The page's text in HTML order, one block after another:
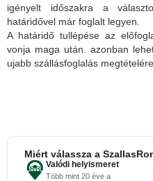
igényelt időszakra a
határidővel már foglalt legyen.
A határidő tullépése az
vonja maga után. azonban
ujabb szállásfoglalás megtételére.
Miért válassza a
Valódi helyismeret
Több mint 20 éve a